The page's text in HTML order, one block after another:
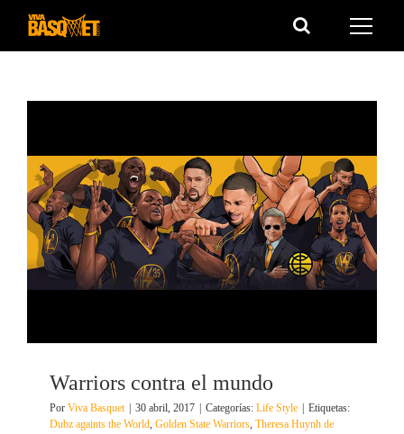
Saltar
Warriors contra el mundo
Por Viva Basquet 30 abril, 2017 Categorías: Life Style
Etiquetas:
Dubz againts the World, Golden State Warriors, Theresa Huynh de